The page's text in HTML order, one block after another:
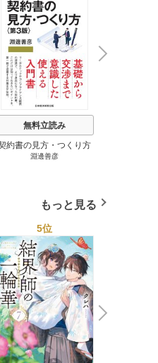
無料立読み
約書の見方・つくり方
＜第３版＞ 1巻
淵邊善彦
N
e
x
t
もっと見る
5位
N
e
x
t